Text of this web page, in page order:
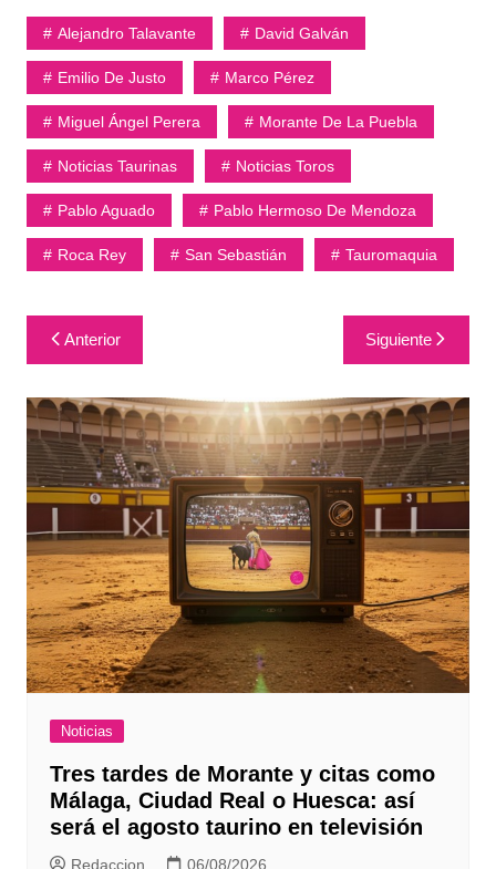
Alejandro Talavante David Galván
Emilio De Justo Marco Pérez
Miguel Ángel Perera Morante De La Puebla
Noticias Taurinas Noticias Toros
Pablo Aguado Pablo Hermoso De Mendoza
Roca Rey San Sebastián Tauromaquia
Navegación
de
entradas
Anterior Siguiente
Noticias
Tres tardes de Morante y citas como
Málaga, Ciudad Real o Huesca: así
será el agosto taurino en televisión
Redaccion 06/08/2026